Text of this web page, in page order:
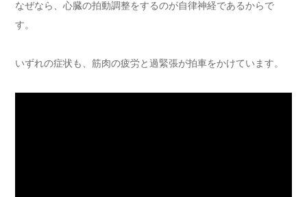
なぜなら、心臓の拍動調整をするのが自律神経であるからで
す。
いずれの症状も、筋肉の疲労と過緊張が拍車をかけています。